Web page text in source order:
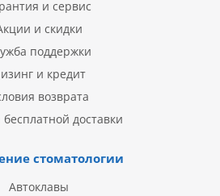
и сервис
и скидки
поддержки
и кредит
возврата
доставки
стоматологии
Автоклавы